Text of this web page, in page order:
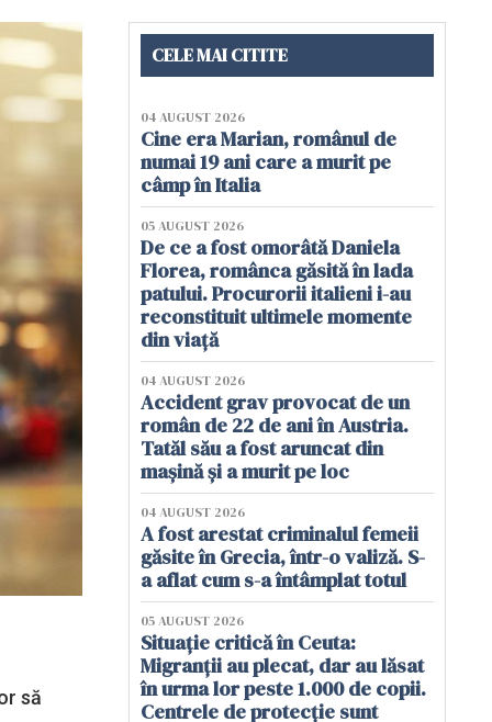
să
CELE MAI CITITE
04 AUGUST 2026
Cine era Marian, românul de
numai 19 ani care a murit pe
câmp în Italia
05 AUGUST 2026
De ce a fost omorâtă Daniela
Florea, românca găsită în lada
patului. Procurorii italieni i-au
reconstituit ultimele momente
din viață
04 AUGUST 2026
Accident grav provocat de un
român de 22 de ani în Austria.
Tatăl său a fost aruncat din
mașină și a murit pe loc
04 AUGUST 2026
A fost arestat criminalul femeii
găsite în Grecia, într-o valiză. S-
a aflat cum s-a întâmplat totul
05 AUGUST 2026
Situație critică în Ceuta:
Migranții au plecat, dar au lăsat
în urma lor peste 1.000 de copii.
Centrele de protecție sunt